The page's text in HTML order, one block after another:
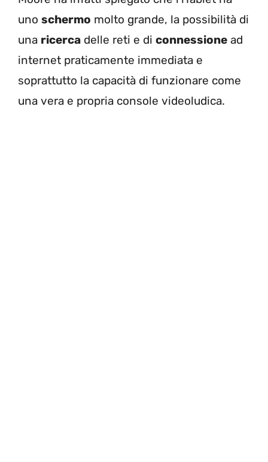
uno schermo molto grande, la possibilità di
una ricerca delle reti e di connessione ad
internet praticamente immediata e
soprattutto la capacità di funzionare come
una vera e propria console videoludica.